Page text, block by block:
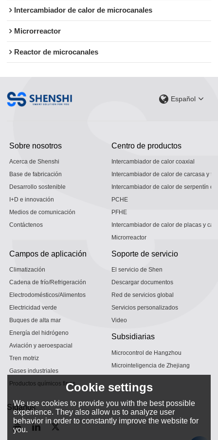
Intercambiador de calor de microcanales
Microrreactor
Reactor de microcanales
Español
Sobre nosotros
Acerca de Shenshi
Base de fabricación
Desarrollo sostenible
I+D e innovación
Medios de comunicación
Contáctenos
Centro de productos
Intercambiador de calor coaxial
Intercambiador de calor de carcasa y
Intercambiador de calor de serpentín
PCHE
PFHE
Intercambiador de calor de placas y
Microrreactor
Campos de aplicación
Climatización
Cadena de frío/Refrigeración
Electrodomésticos/Alimentos
Electricidad verde
Buques de alta mar
Energía del hidrógeno
Aviación y aeroespacial
Tren motriz
Gases industriales
Productos químicos finos
Soporte de servicio
El servicio de Shen
Descargar documentos
Red de servicios global
Servicios personalizados
Video
Subsidiarias
Microcontrol de Hangzhou
Microinteligencia de Zhejiang
Síganos
Cookie settings
We use cookies to provide you with the best possible
experience. They also allow us to analyze user
behavior in order to constantly improve the website for
you.